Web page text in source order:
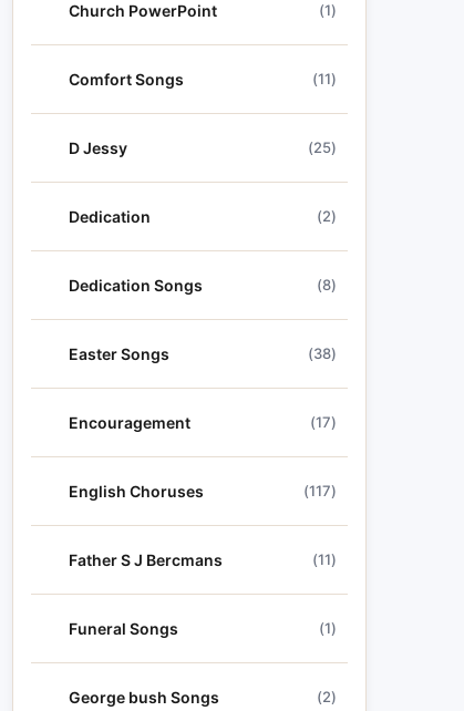
Church PowerPoint (1)
Comfort Songs (11)
D Jessy (25)
Dedication (2)
Dedication Songs (8)
Easter Songs (38)
Encouragement (17)
English Choruses (117)
Father S J Bercmans (11)
Funeral Songs (1)
George bush Songs (2)